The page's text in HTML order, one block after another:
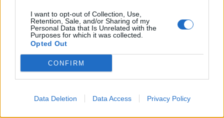
I want to opt-out of Collection, Use,
Retention, Sale, and/or Sharing of my
Personal Data that Is Unrelated with the
Purposes for which it was collected.
Opted Out
CONFIRM
Data Deletion Data Access Privacy Policy